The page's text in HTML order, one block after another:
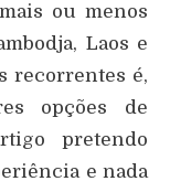
ou menos
Laos e
recorrentes é,
opções de
pretendo
e nada